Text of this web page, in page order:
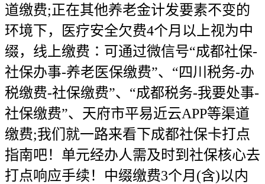
道缴费;正在其他养老金计发要素不变的
环境下，医疗安全欠费4个月以上视为中
缀，线上缴费∶可通过微信号“成都社保-
社保办事-养老医保缴费”、“四川税务-办
税缴费-社保缴费”、“成都税务-我要处事-
社保缴费”、天府市平易近云APP等渠道
缴费;我们就一路来看下成都社保卡打点
指南吧！单元经办人需及时到社保核心去
打点响应手续！中缀缴费3个月(含)以内